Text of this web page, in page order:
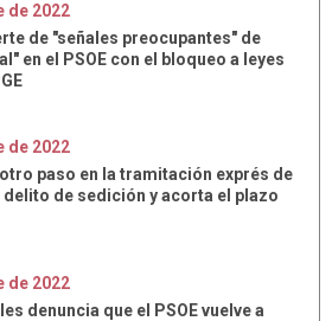
de 2022
de "señales preocupantes" de
en el PSOE con el bloqueo a leyes
de 2022
paso en la tramitación exprés de
delito de sedición y acorta el plazo
de 2022
denuncia que el PSOE vuelve a